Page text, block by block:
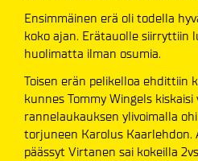
Ensimmäinen erä oli todella
koko ajan. Erätauolle siirryttiin
huolimatta ilman osumia.
Toisen erän pelikelloa ehdittiin
kunnes Tommy Wingels kiskaisi
rannelaukauksen ylivoimalla
torjuneen Karolus Kaarlehdon.
päässyt Virtanen sai kokeilla